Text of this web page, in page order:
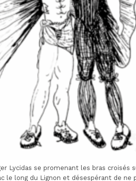
Lycidas se promenant les bras croisés
le long du Lignon et désespérant de ne